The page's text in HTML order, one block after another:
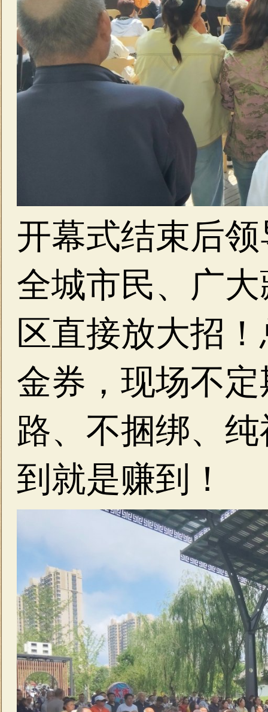
开幕式结束后
全城市民、广
区直接放大招
金券，现场不
路、不捆绑、
到就是赚到！